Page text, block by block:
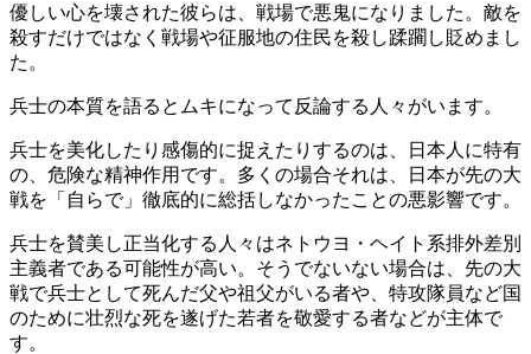
優しい心を壊された彼らは、戦場で悪鬼になりました。敵を
殺すだけではなく戦場や征服地の住民を殺し蹂躙し貶めまし
た。
兵士の本質を語るとムキになって反論する人々がいます。
兵士を美化したり感傷的に捉えたりするのは、日本人に特有
の、危険な精神作用です。多くの場合それは、日本が先の大
戦を「自らで」徹底的に総括しなかったことの悪影響です。
兵士を賛美し正当化する人々はネトウヨ・ヘイト系排外差別
主義者である可能性が高い。そうでないない場合は、先の大
戦で兵士として死んだ父や祖父がいる者や、特攻隊員など国
のために壮烈な死を遂げた若者を敬愛する者などが主体で
す。